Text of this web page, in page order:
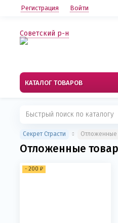
Советский р-н
Регистрация Войти
КАТАЛОГ ТОВАРОВ
Секрет Страсти Отложенные
Отложенные
- 200 ₽